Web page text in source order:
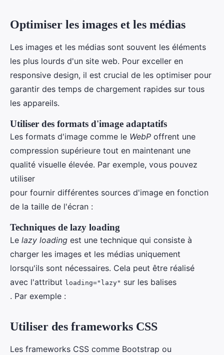
Optimiser les images et les médias
Les images et les médias sont souvent les éléments
les plus lourds d'un site web. Pour exceller en
responsive design, il est crucial de les optimiser pour
garantir des temps de chargement rapides sur tous
les appareils.
Utiliser des formats d'image adaptatifs
Les formats d'image comme le WebP offrent une
compression supérieure tout en maintenant une
qualité visuelle élevée. Par exemple, vous pouvez
utiliser
pour fournir différentes sources d'image en fonction
de la taille de l'écran :
Techniques de lazy loading
Le lazy loading est une technique qui consiste à
charger les images et les médias uniquement
lorsqu'ils sont nécessaires. Cela peut être réalisé
avec l'attribut loading="lazy" sur les balises
. Par exemple :
Utiliser des frameworks CSS
Les frameworks CSS comme Bootstrap ou